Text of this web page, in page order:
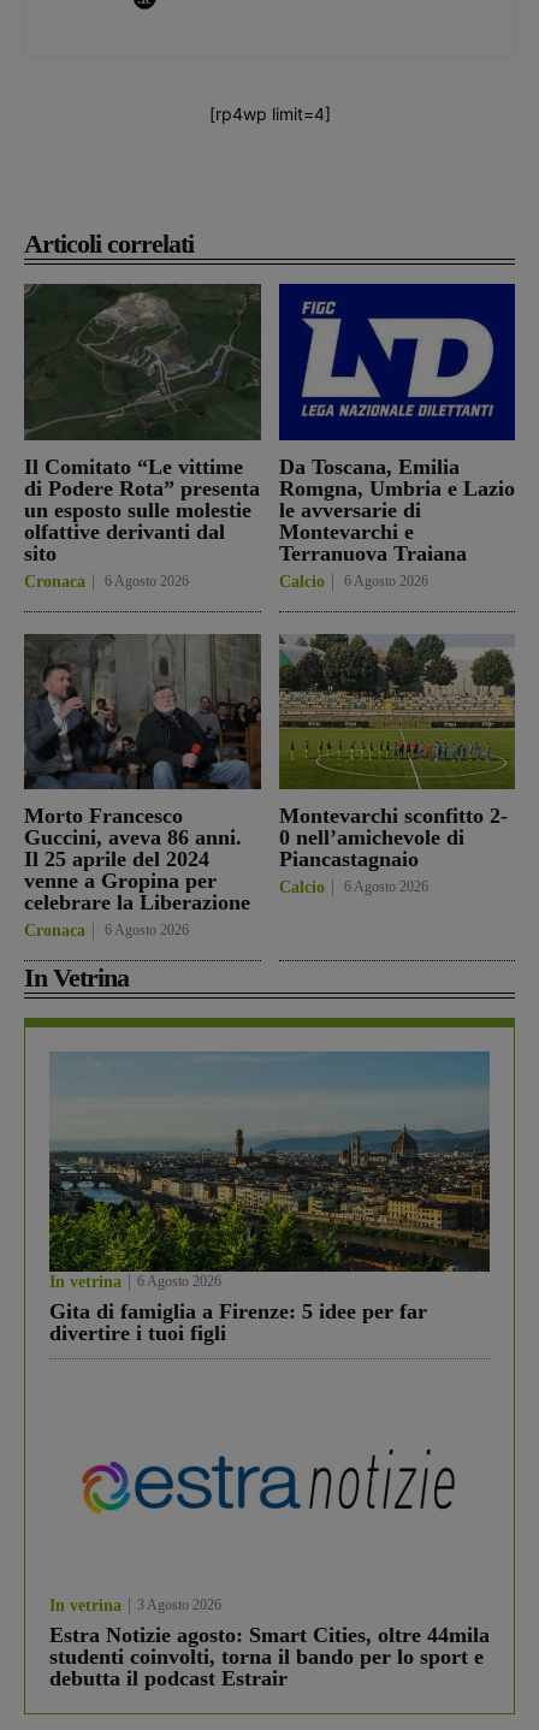
Articoli correlati
Il Comitato “Le vittime
di Podere Rota” presenta
un esposto sulle molestie
olfattive derivanti dal
sito
Cronaca 6 Agosto 2026
Da Toscana, Emilia
Romgna, Umbria e Lazio
le avversarie di
Montevarchi e
Terranuova Traiana
Calcio 6 Agosto 2026
Morto Francesco
Guccini, aveva 86 anni.
Il 25 aprile del 2024
venne a Gropina per
celebrare la Liberazione
Cronaca 6 Agosto 2026
Montevarchi sconfitto 2-
0 nell’amichevole di
Piancastagnaio
Calcio 6 Agosto 2026
In Vetrina
In vetrina 6 Agosto 2026
Gita di famiglia a Firenze: 5 idee per far
divertire i tuoi figli
In vetrina 3 Agosto 2026
Estra Notizie agosto: Smart Cities, oltre 44mila
studenti coinvolti, torna il bando per lo sport e
debutta il podcast Estrair
[rp4wp limit=4]